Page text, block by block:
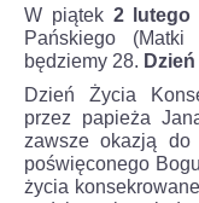
W piątek2 lutego
Pańskiego
będziemy 28.
Dzień Życia
przez papieża
zawsze okazją do
poświęconego
życia